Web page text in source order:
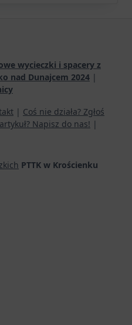
wycieczki i spacery z
nad Dunajcem 2024 |
| Coś nie działa? Zgłoś
Napisz do nas! |
PTTK w Krościenku